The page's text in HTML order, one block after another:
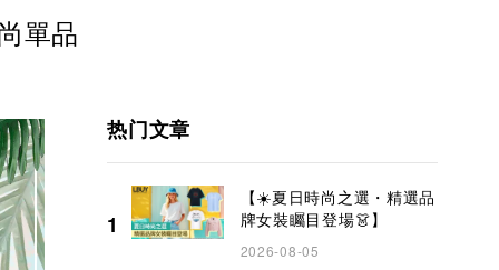
單品
热门文章
1
【☀️夏日時尚之選・精選品
牌女裝矚目登場👗】
2026-08-05